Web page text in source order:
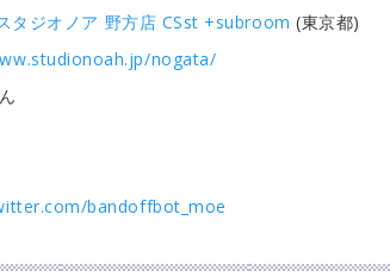
タジオノア 野方店 CSst +subroom (東京都)
nogata/
bandoffbot_moe